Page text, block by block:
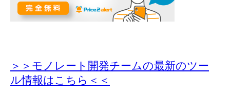
＞＞モノレート開発チームの最新のツー
ル情報はこちら＜＜